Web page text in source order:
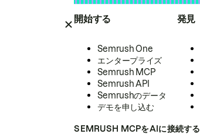
開始する
Semrush One
エンタープライズ
Semrush MCP
Semrush API
Semrushのデータ
デモを申し込む
発見
SEMRUSH MCPをAIに接続する